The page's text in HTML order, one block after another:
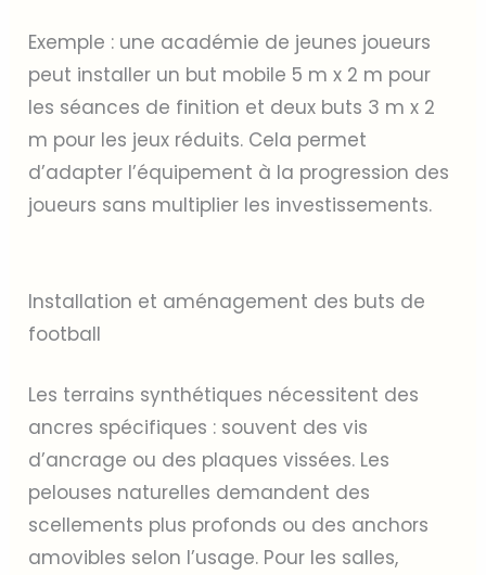
Exemple : une académie de jeunes joueurs
peut installer un but mobile 5 m x 2 m pour
les séances de finition et deux buts 3 m x 2
m pour les jeux réduits. Cela permet
d’adapter l’équipement à la progression des
joueurs sans multiplier les investissements.
Installation et aménagement des buts de
football
Les terrains synthétiques nécessitent des
ancres spécifiques : souvent des vis
d’ancrage ou des plaques vissées. Les
pelouses naturelles demandent des
scellements plus profonds ou des anchors
amovibles selon l’usage. Pour les salles,